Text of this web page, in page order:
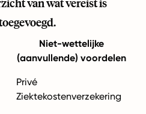
van wat vereist is
Niet-wettelijke
(aanvullende) voordelen
Privé
Ziektekostenverzekering